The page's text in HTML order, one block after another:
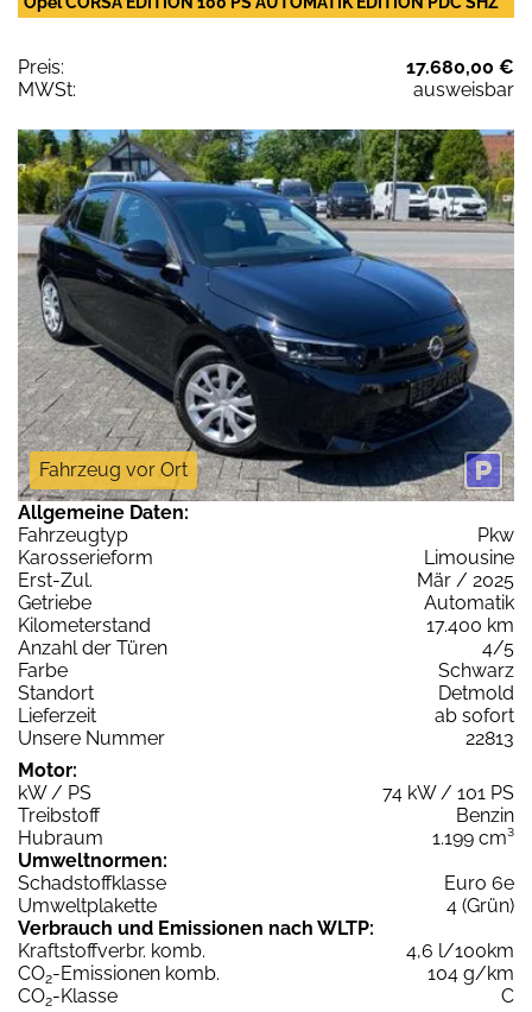
Preis:
17.680,00 €
MWSt:
ausweisbar
Fahrzeug vor Ort
Allgemeine Daten:
Fahrzeugtyp
Pkw
Karosserieform
Limousine
Erst-Zul.
Mär / 2025
Getriebe
Automatik
Kilometerstand
17.400 km
Anzahl der Türen
4/5
Farbe
Schwarz
Standort
Detmold
Lieferzeit
ab sofort
Unsere Nummer
22813
Motor:
kW / PS
74 kW / 101 PS
Treibstoff
Benzin
Hubraum
1.199 cm³
Umweltnormen:
Schadstoffklasse
Euro 6e
Umweltplakette
4 (Grün)
Verbrauch und Emissionen nach WLTP:
Kraftstoffverbr. komb.
4,6 l/100km
CO2-Emissionen komb.
104 g/km
CO2-Klasse
C